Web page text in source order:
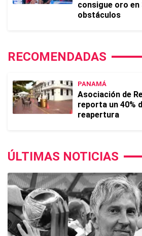
consigue oro
obstáculos
RECOMENDADAS
PANAMÁ
Asociación de
reporta un 40%
reapertura
ÚLTIMAS NOTICIAS